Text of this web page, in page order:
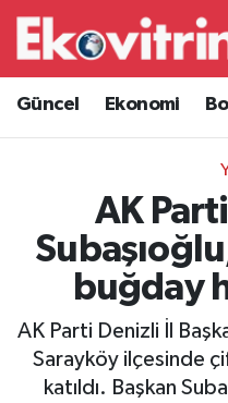
Güncel Ekonomi
AK
buğday
AK Parti Denizli İl
Sarayköy ilçesinde
katıldı. Başkan
Güncel
Ekonomi
Borsa Haberleri
İş Dünyası
Lojistik
Otovitrin
Hava Durumu
Trafik Durumu
Süper Lig Puan
Tüm Manşetler
Son Dakika
Haber Arşivi